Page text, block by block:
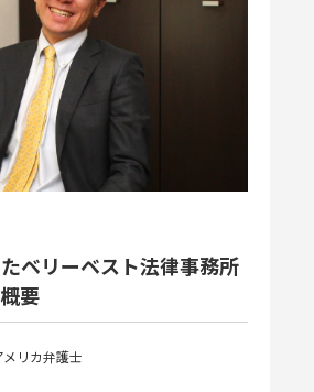
ベリーベスト法律事務所
要
リカ弁護士